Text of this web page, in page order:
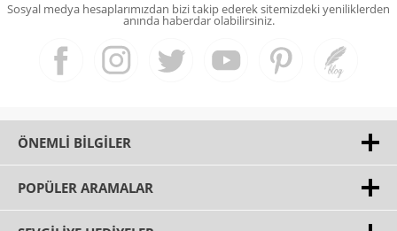
Sosyal medya hesaplarımızdan bizi takip ederek sitemizdeki yeniliklerden
anında haberdar olabilirsiniz.
ÖNEMLI BILGILER
POPÜLER ARAMALAR